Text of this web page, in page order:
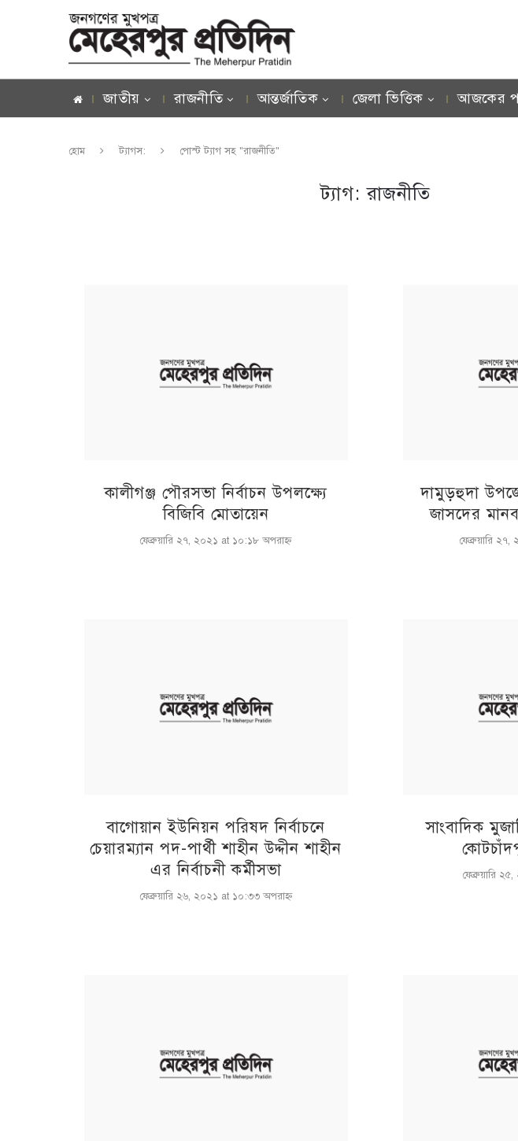
জাতীয় রাজনীতি আন্তর্জাতিক জেলা ভিত্তিক আজকের
হোম ট্যাগস: পোস্ট ট্যাগ সহ "রাজনীতি"
ট্যাগ:রাজনীতি
কালীগঞ্জ পৌরসভা নির্বাচন উপলক্ষ্যে
বিজিবি মোতায়েন
ফেব্রুয়ারি ২৭, ২০২১ at ১০:১৮ অপরাহ্ণ
দামুড়হুদা
জাসদের
ফেব্রুয়ারি
বাগোয়ান ইউনিয়ন পরিষদ নির্বাচনে
চেয়ারম্যান পদ-পার্থী শাহীন উদ্দীন শাহীন
এর নির্বাচনী কর্মীসভা
ফেব্রুয়ারি ২৬, ২০২১ at ১০:৩৩ অপরাহ্ণ
সাংবাদিক
ফেব্রুয়ারি